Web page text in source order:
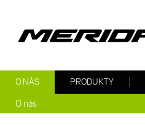
O NÁS
O nás
PRODUKTY